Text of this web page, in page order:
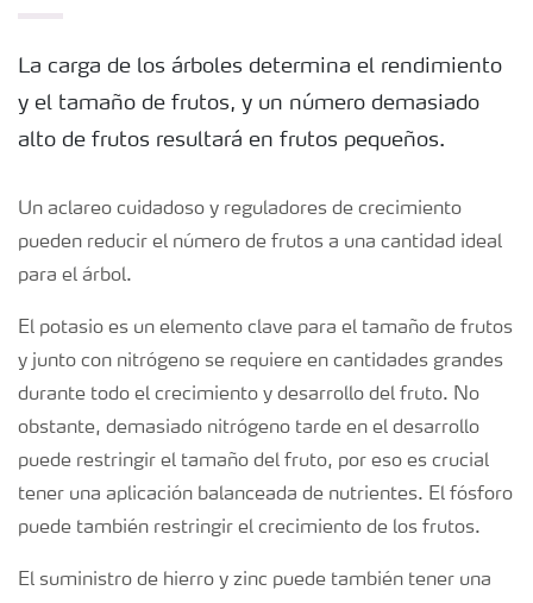
La carga de los árboles determina el rendimiento
y el tamaño de frutos, y un número demasiado
alto de frutos resultará en frutos pequeños.
Un aclareo cuidadoso y reguladores de crecimiento
pueden reducir el número de frutos a una cantidad ideal
para el árbol.
El potasio es un elemento clave para el tamaño de frutos
y junto con nitrógeno se requiere en cantidades grandes
durante todo el crecimiento y desarrollo del fruto. No
obstante, demasiado nitrógeno tarde en el desarrollo
puede restringir el tamaño del fruto, por eso es crucial
tener una aplicación balanceada de nutrientes. El fósforo
puede también restringir el crecimiento de los frutos.
El suministro de hierro y zinc puede también tener una